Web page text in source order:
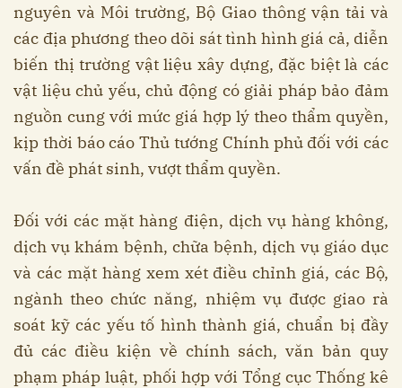
nguyên và Môi trường, Bộ Giao thông vận tải và
các địa phương theo dõi sát tình hình giá cả, diễn
biến thị trường vật liệu xây dựng, đặc biệt là các
vật liệu chủ yếu, chủ động có giải pháp bảo đảm
nguồn cung với mức giá hợp lý theo thẩm quyền,
kịp thời báo cáo Thủ tướng Chính phủ đối với các
vấn đề phát sinh, vượt thẩm quyền.
Đối với các mặt hàng điện, dịch vụ hàng không,
dịch vụ khám bệnh, chữa bệnh, dịch vụ giáo dục
và các mặt hàng xem xét điều chỉnh giá, các Bộ,
ngành theo chức năng, nhiệm vụ được giao rà
soát kỹ các yếu tố hình thành giá, chuẩn bị đầy
đủ các điều kiện về chính sách, văn bản quy
phạm pháp luật, phối hợp với Tổng cục Thống kê